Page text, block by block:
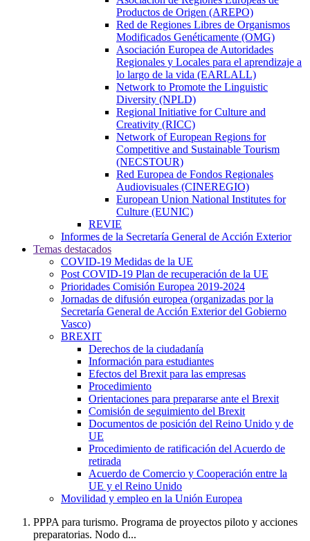
Productos de Origen (AREPO)
Red de Regiones Libres de Organismos
Modificados Genéticamente (OMG)
Asociación Europea de Autoridades
Regionales y Locales para el aprendizaje a
lo largo de la vida (EARLALL)
Network to Promote the Linguistic
Diversity (NPLD)
Regional Initiative for Culture and
Creativity (RICC)
Network of European Regions for
Competitive and Sustainable Tourism
(NECSTOUR)
Red Europea de Fondos Regionales
Audiovisuales (CINEREGIO)
European Union National Institutes for
Culture (EUNIC)
REVIE
Informes de la Secretaría General de Acción Exterior
Temas destacados
COVID-19 Medidas de la UE
Post COVID-19 Plan de recuperación de la UE
Prioridades Comisión Europea 2019-2024
Jornadas de difusión europea (organizadas por la
Secretaría General de Acción Exterior del Gobierno
Vasco)
BREXIT
Derechos de la ciudadanía
Información para estudiantes
Efectos del Brexit para las empresas
Procedimiento
Orientaciones para prepararse ante el Brexit
Comisión de seguimiento del Brexit
Documentos de posición del Reino Unido y de
UE
Procedimiento de ratificación del Acuerdo de
retirada
Acuerdo de Comercio y Cooperación entre la
UE y el Reino Unido
Movilidad y empleo en la Unión Europea
PPPA para turismo. Programa de proyectos piloto y acciones
preparatorias. Nodo d...